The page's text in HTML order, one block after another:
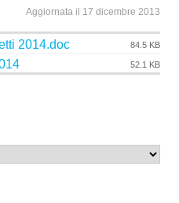
Aggiornata il 17 dicembre 2013
2014.doc 84.5 KB
52.1 KB